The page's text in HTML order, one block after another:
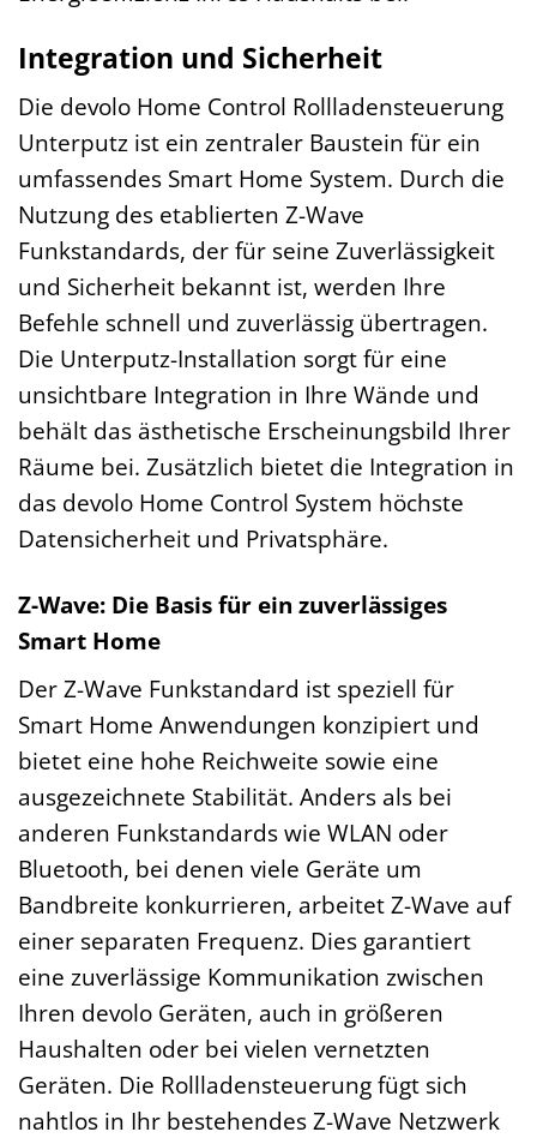
Integration und Sicherheit
Die devolo Home Control Rollladensteuerung
Unterputz ist ein zentraler Baustein für ein
umfassendes Smart Home System. Durch die
Nutzung des etablierten Z-Wave
Funkstandards, der für seine Zuverlässigkeit
und Sicherheit bekannt ist, werden Ihre
Befehle schnell und zuverlässig übertragen.
Die Unterputz-Installation sorgt für eine
unsichtbare Integration in Ihre Wände und
behält das ästhetische Erscheinungsbild Ihrer
Räume bei. Zusätzlich bietet die Integration in
das devolo Home Control System höchste
Datensicherheit und Privatsphäre.
Z-Wave: Die Basis für ein zuverlässiges
Smart Home
Der Z-Wave Funkstandard ist speziell für
Smart Home Anwendungen konzipiert und
bietet eine hohe Reichweite sowie eine
ausgezeichnete Stabilität. Anders als bei
anderen Funkstandards wie WLAN oder
Bluetooth, bei denen viele Geräte um
Bandbreite konkurrieren, arbeitet Z-Wave auf
einer separaten Frequenz. Dies garantiert
eine zuverlässige Kommunikation zwischen
Ihren devolo Geräten, auch in größeren
Haushalten oder bei vielen vernetzten
Geräten. Die Rollladensteuerung fügt sich
nahtlos in Ihr bestehendes Z-Wave Netzwerk